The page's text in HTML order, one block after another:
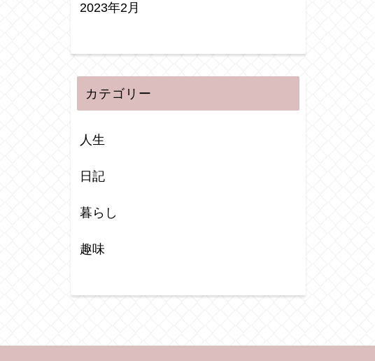
2023年2月
カテゴリー
人生
日記
暮らし
趣味